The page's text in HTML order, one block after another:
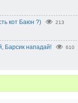
кот Баюн ?) 213
Барсик нападай! 610